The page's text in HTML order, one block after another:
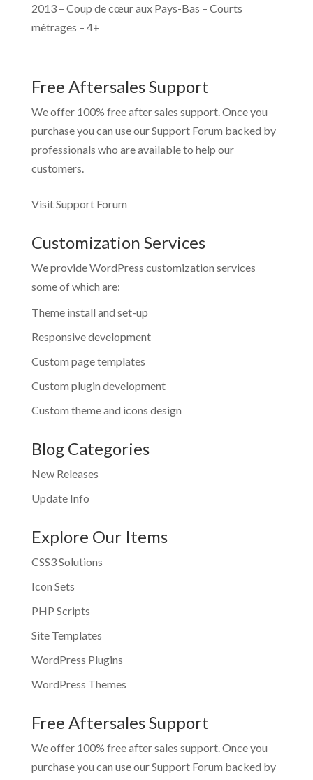
2013 – Coup de cœur aux Pays-Bas – Courts
métrages – 4+
Free Aftersales Support
We offer 100% free after sales support. Once you
purchase you can use ourSupport Forum backed by
professionals who are available to help our
customers.
Visit Support Forum
Customization Services
We provide WordPress customization services
some of which are:
Theme install and set-up
Responsive development
Custom page templates
Custom plugin development
Custom theme and icons design
Blog Categories
New Releases
Update Info
Explore Our Items
CSS3 Solutions
Icon Sets
PHP Scripts
Site Templates
WordPress Plugins
WordPress Themes
Free Aftersales Support
We offer 100% free after sales support. Once you
purchase you can use ourSupport Forum backed by